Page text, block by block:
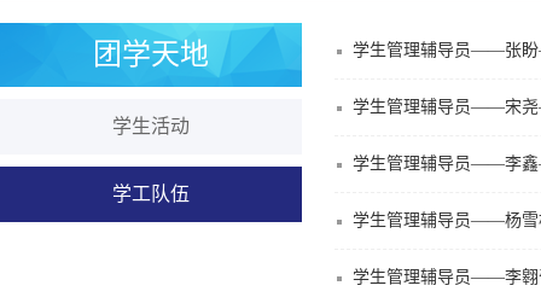
团学天地
学生活动
学工队伍
学生管理辅导员——张
学生管理辅导员——宋
学生管理辅导员——李
学生管理辅导员——杨
学生管理辅导员——李